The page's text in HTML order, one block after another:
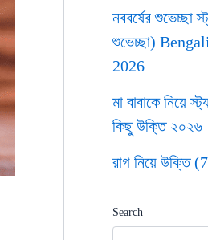
নববর্ষের শুভেচ্ছা
শুভেচ্ছা)
2026
মা বাবাকে নিয়ে
কিছু উক্তি ২০২৬
রাগ নিয়ে উক্তি
Search